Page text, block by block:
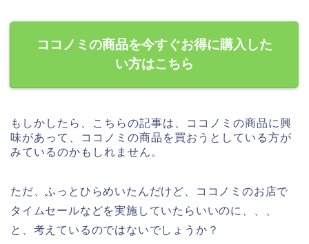
ココノミの商品を今すぐお得に購入した
い方はこちら
もしかしたら、こちらの記事は、ココノミの商品に興
味があって、ココノミの商品を買おうとしている方が
みているのかもしれません。
ただ、ふっとひらめいたんだけど、ココノミのお店で
タイムセールなどを実施していたらいいのに、、、
と、考えているのではないでしょうか？